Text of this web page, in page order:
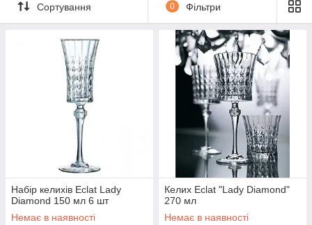
Сортування 0 Фільтри
Набір келихів Eclat Lady
Diamond 150 мл 6 шт
Немає в наявності
Келих Eclat "Lady Diamond"
270 мл
Немає в наявності